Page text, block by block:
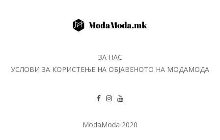
ЗА НАС
УСЛОВИ ЗА КОРИСТЕЊЕ НА ОБЈАВЕНОТО НА МОДАМОДА
ModaModa 2020